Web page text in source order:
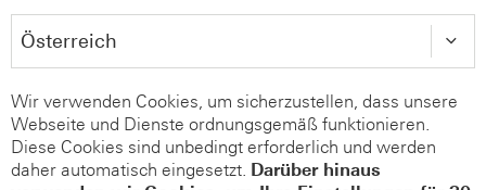
Wir verwenden Cookies, um sicherzustellen, dass unsere
Webseite und Dienste ordnungsgemäß funktionieren.
Diese Cookies sind unbedingt erforderlich und werden
daher automatisch eingesetzt. Darüber hinaus